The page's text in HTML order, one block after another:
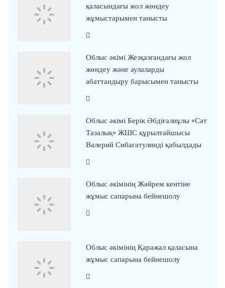
қаласындағы жол жөндеу
жұмыстарымен танысты
Облыс әкімі Жезқазғандағы жол
жөндеу және аулаларды
абаттандыру барысымен танысты
Облыс әкімі Берік Әбдіғалиұлы «Сәт
Тазалық» ЖШС құрылтайшысы
Валерий Сибагатулинді қабылдады
Облыс әкімінің Жәйрем кентіне
жұмыс сапарына бейнешолу
Облыс әкімінің Қаражал қаласына
жұмыс сапарына бейнешолу